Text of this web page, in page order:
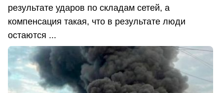
результате ударов по складам сетей, а
компенсация такая, что в результате люди
остаются ...